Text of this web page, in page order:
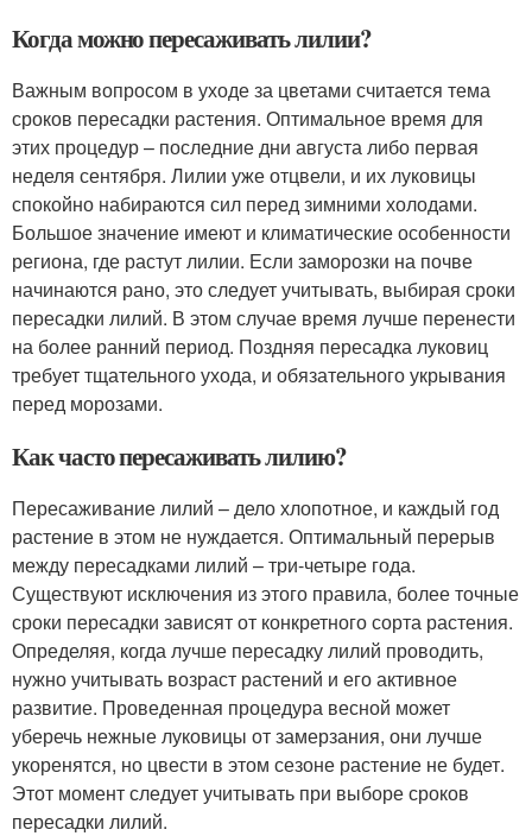
Когда можно пересаживать лилии?
Важным вопросом в уходе за цветами считается тема
сроков пересадки растения. Оптимальное время для
этих процедур – последние дни августа либо первая
неделя сентября. Лилии уже отцвели, и их луковицы
спокойно набираются сил перед зимними холодами.
Большое значение имеют и климатические особенности
региона, где растут лилии. Если заморозки на почве
начинаются рано, это следует учитывать, выбирая сроки
пересадки лилий. В этом случае время лучше перенести
на более ранний период. Поздняя пересадка луковиц
требует тщательного ухода, и обязательного укрывания
перед морозами.
Как часто пересаживать лилию?
Пересаживание лилий – дело хлопотное, и каждый год
растение в этом не нуждается. Оптимальный перерыв
между пересадками лилий – три-четыре года.
Существуют исключения из этого правила, более точные
сроки пересадки зависят от конкретного сорта растения.
Определяя, когда лучше пересадку лилий проводить,
нужно учитывать возраст растений и его активное
развитие. Проведенная процедура весной может
уберечь нежные луковицы от замерзания, они лучше
укоренятся, но цвести в этом сезоне растение не будет.
Этот момент следует учитывать при выборе сроков
пересадки лилий.